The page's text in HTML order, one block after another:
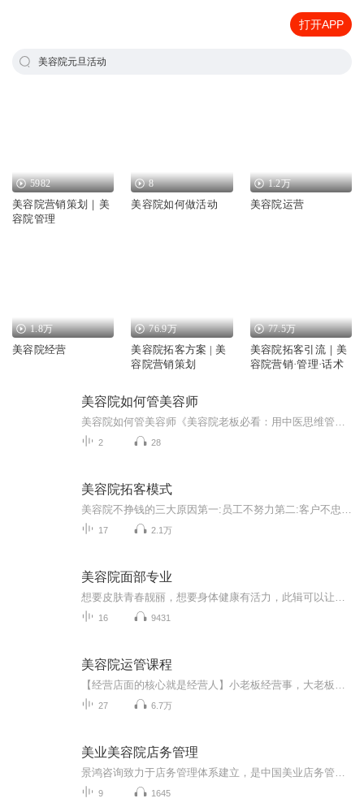
打开APP
美容院元旦活动
5982
美容院营销策划｜美
容院管理
8
美容院如何做活动
1.2万
美容院运营
1.8万
美容院经营
76.9万
美容院拓客方案 | 美
容院营销策划
77.5万
美容院拓客引流｜美
容院营销·管理·话术
美容院如何管美容师
2 28
美容院拓客模式
17 2.1万
美容院面部专业
16 9431
美容院运管课程
27 6.7万
美业美容院店务管理
9 1645